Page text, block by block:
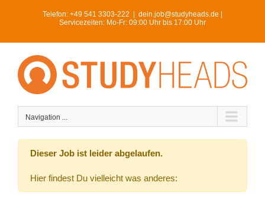
Telefon: +49 541 3303-222
dein.job@studyheads.de |
Servicezeiten: Mo-Fr: 09:00 Uhr bis 17:00 Uhr
Navigation ...
Dieser Job ist leider abgelaufen.
Hier findest Du vielleicht was anderes: